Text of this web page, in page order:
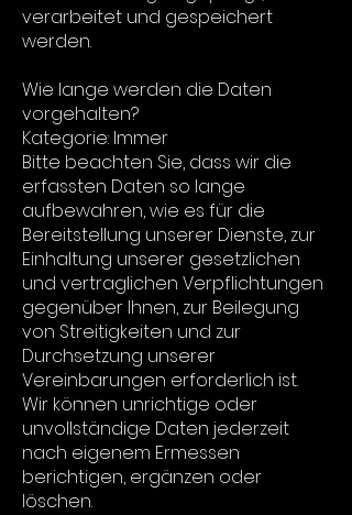
verarbeitet und gespeichert
werden.
Wie lange werden die Daten
vorgehalten?
Kategorie: Immer
Bitte beachten Sie, dass wir die
erfassten Daten so lange
aufbewahren, wie es für die
Bereitstellung unserer Dienste, zur
Einhaltung unserer gesetzlichen
und vertraglichen Verpflichtungen
gegenüber Ihnen, zur Beilegung
von Streitigkeiten und zur
Durchsetzung unserer
Vereinbarungen erforderlich ist.
Wir können unrichtige oder
unvollständige Daten jederzeit
nach eigenem Ermessen
berichtigen, ergänzen oder
löschen.